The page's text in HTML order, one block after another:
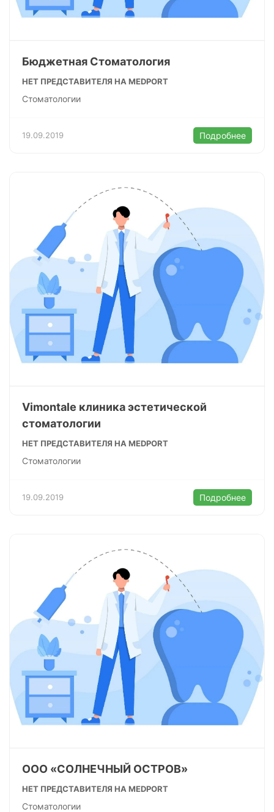
Бюджетная Стоматология
НЕТ ПРЕДСТАВИТЕЛЯ НА MEDPORT
Стоматологии
19.09.2019 Подробнее
Vimontale клиника эстетической
стоматологии
НЕТ ПРЕДСТАВИТЕЛЯ НА MEDPORT
Стоматологии
19.09.2019 Подробнее
ООО «СОЛНЕЧНЫЙ ОСТРОВ»
НЕТ ПРЕДСТАВИТЕЛЯ НА MEDPORT
Стоматологии